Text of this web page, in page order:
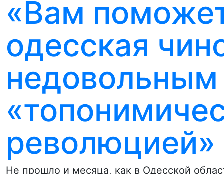
«Вам
одесская
революцией»
Не прошло и месяца, как в Одесской